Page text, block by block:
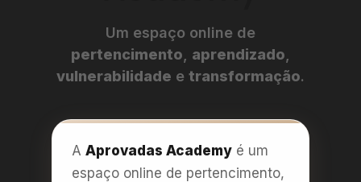
Um espaço online de
pertencimento
aprendizado
vulnerabilidade e transformação.
A Aprovadas Academy é um
espaço online de pertencimento,